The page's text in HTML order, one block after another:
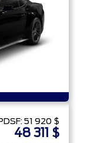
51 920 $
48 311 $